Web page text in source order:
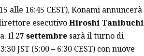
alle 16:45 CEST), Konami annuncerà
esecutivoHiroshi Tanibuchi
Il 27 settembresarà il turno di
JST (5:00 – 6:30 CEST) con nuove